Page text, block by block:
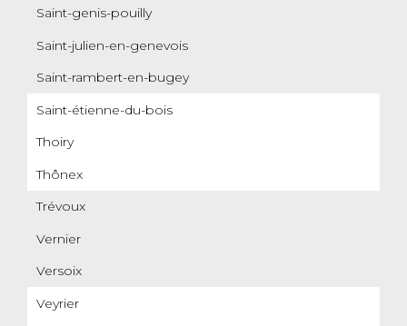
Saint-genis-pouilly
Saint-julien-en-genevois
Saint-rambert-en-bugey
Saint-étienne-du-bois
Thoiry
Thônex
Trévoux
Vernier
Versoix
Veyrier